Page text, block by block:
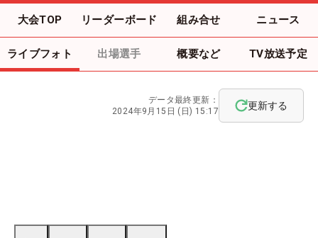
大会TOP リーダーボード 組み合せ ニュース
ライブフォト 出場選手 概要など TV放送予定
データ最終更新：
2024年9月15日 (日) 15:17
更新する